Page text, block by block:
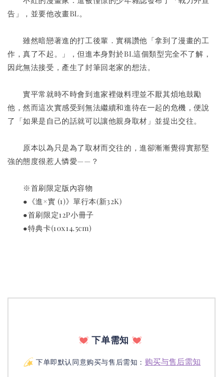
告」，並要他改畫BL。
雖然暗戀著進的打工後輩．實稱讚他「拿到了漫畫的工
作，真了不起。」，但進本身對於BL這個類型完全不了解，
因此無法接受，產生了封筆回老家的想法。
實平常就時不時會到進家裡做料理並不厭其煩地鼓勵
他，然而這次實感受到無法繼續和進待在一起的危機，便說
了「如果是自己的話就可以讓他親身取材」並提出交往。
原本以為只是為了取材而交往的，進卻漸漸覺得實那堅
強的態度很惹人憐愛——？
※首刷限定版內容物
●《進×實 (1)》單行本(新32K)
●首刷限定12P小冊子
●特典卡(10x14.5cm)
下单需知
下单即默认同意购买与售后需知： 购买与售后需知